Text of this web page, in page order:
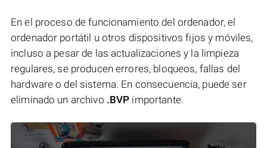
En el proceso de funcionamiento del ordenador, el
ordenador portátil u otros dispositivos fijos y móviles,
incluso a pesar de las actualizaciones y la limpieza
regulares, se producen errores, bloqueos, fallas del
hardware o del sistema. En consecuencia, puede ser
eliminado un archivo .BVP importante.